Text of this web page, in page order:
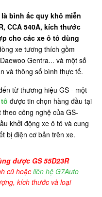
là bình ắc quy khô miễn
CCA 540A, kích thước
cho các xe ô tô dùng
xe tương thích gồm
Gentra... và một số
và thông số bình thực tế.
từ thương hiệu GS - một
được tin chọn hàng đầu tại
công nghệ của GS-
khởi động xe ô tô và cung
bị điện cơ bản trên xe.
được GS 55D23R
cũ hoặc liên hệ G7Auto
kích thước và loại